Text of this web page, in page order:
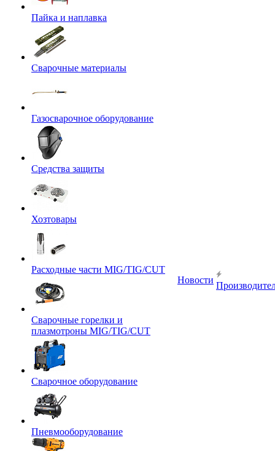
Пайка и наплавка
Сварочные материалы
Газосварочное оборудование
Средства защиты
Хозтовары
Расходные части MIG/TIG/CUT
Сварочные горелки и
плазмотроны MIG/TIG/CUT
Сварочное оборудование
Пневмооборудование
Новости